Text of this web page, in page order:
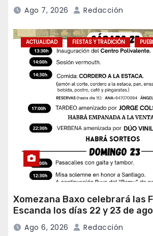
Ago 7, 2026 Redacción
ACTUALIDAD FIESTAS Y TRADICIÓN
Xomezana Baxo celebrará las
Escanda los días 22 y 23 de
Ago 6, 2026 Redacción